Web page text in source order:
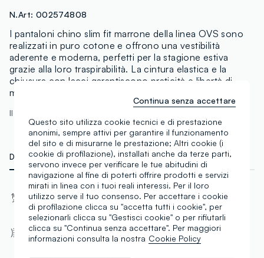
N.Art: 002574808
I pantaloni chino slim fit marrone della linea OVS sono
realizzati in puro cotone e offrono una vestibilità
aderente e moderna, perfetti per la stagione estiva
grazie alla loro traspirabilità. La cintura elastica e la
chiusura con lacci garantiscono praticità e libertà di
movimento, rendendoli ideali per ogni occasione.
Il modello è alto 188 cm ed indossa una M
DETTAGLI TECNICI MATERIALI E FILIERA
Materiale
Cotone
Tessuto
Twill
Vestibilità
Carrot
Tasca posteriore
Questo sito utilizza cookie tecnici e di prestazione
anonimi, sempre attivi per garantire il funzionamento
del sito e di misurarne le prestazione; Altri cookie (i
cookie di profilazione), installati anche da terze parti,
servono invece per verificare le tue abitudini di
navigazione al fine di poterti offrire prodotti e servizi
mirati in linea con i tuoi reali interessi. Per il loro
utilizzo serve il tuo consenso. Per accettare i cookie
di profilazione clicca su "accetta tutti i cookie", per
selezionarli clicca su "Gestisci cookie" o per rifiutarli
clicca su "Continua senza accettare". Per maggiori
informazioni consulta la nostra Cookie Policy
Continua senza accettare